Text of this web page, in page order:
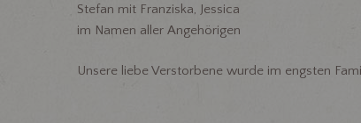
Stefan mit Franziska, Jessica
im Namen aller Angehörigen
Unsere liebe Verstorbene wurde im engsten